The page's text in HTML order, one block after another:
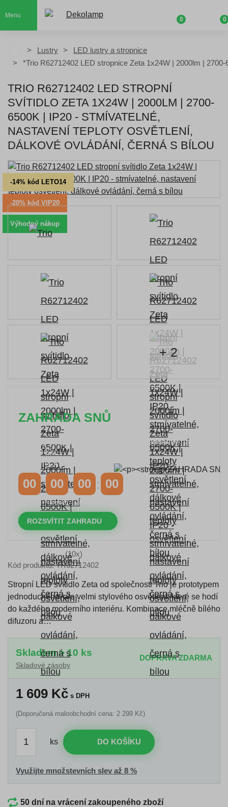
Menu
0 0
Lustry
LED lustry a stropnice
*Trio R62712402 LED stropnice Zeta 1x24W | 2000lm | 2700-
TRIO R62712402 LED STROPNÍ
SVÍTIDLO ZETA 1X24W | 2000LM | 2700-
6500K | IP20 - STMÍVATELNÉ,
NASTAVENÍ TEPLOTY OSVĚTLENÍ,
DÁLKOVÉ OVLÁDÁNÍ, ČERNÁ S BÍLOU
-14% kód LETO14
-20% kód VIP20
Výhodný nákup
+ 2
ZAHRADA SNŮ
Časově omezená
sleva 20 % na objednávky nad
10.000 Kč
s kódem: VIP20
00 00
HODINY
00
MINUTY
00
ROZSVÍTIT ZAHRADU
(10x)
Kód produktu: TR62712402
Stropní LED svítidlo Zeta od společnosti Trio je prototypem
jednoduchého, ale velmi stylového osvětlení, které se hodí
do každého moderního interiéru. Kombinace mléčně bílého
difuzoru a…
Skladem > 10 ks
Skladové zásoby
DOPRAVA ZDARMA
1 609 Kč s DPH
(Doporučená maloobchodní cena: 2 299 Kč)
ks DO KOŠÍKU
Využijte množstevních slev až 8 %
50 dní na vrácení zakoupeného zboží